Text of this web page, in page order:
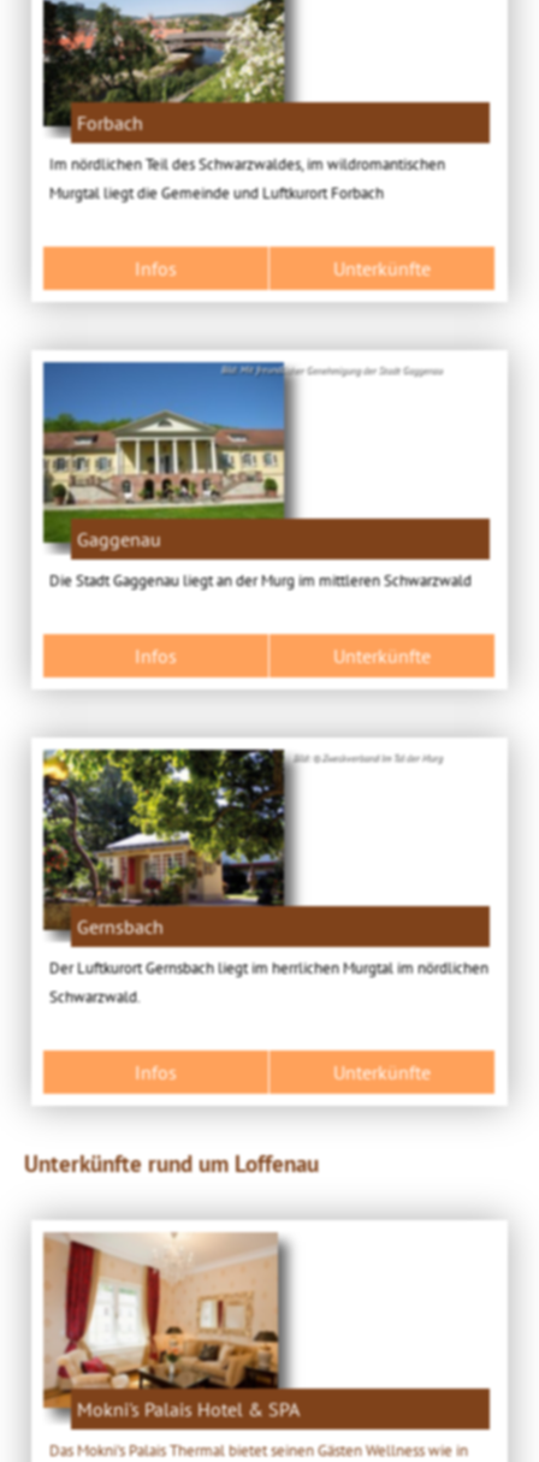
Forbach
Im nördlichen Teil des Schwarzwaldes, im wildromantischen
Murgtal liegt die Gemeinde und Luftkurort Forbach
Infos Unterkünfte
Bild: Mit freundlicher Genehmigung der Stadt Gaggenau
Gaggenau
Die Stadt Gaggenau liegt an der Murg im mittleren Schwarzwald
Infos Unterkünfte
Bild: © Zweckverband Im Tal der Murg
Gernsbach
Der Luftkurort Gernsbach liegt im herrlichen Murgtal im nördlichen
Schwarzwald.
Infos Unterkünfte
Unterkünfte rund um Loffenau
Mokni's Palais Hotel & SPA
Das Mokni's Palais Thermal bietet seinen Gästen Wellness wie in